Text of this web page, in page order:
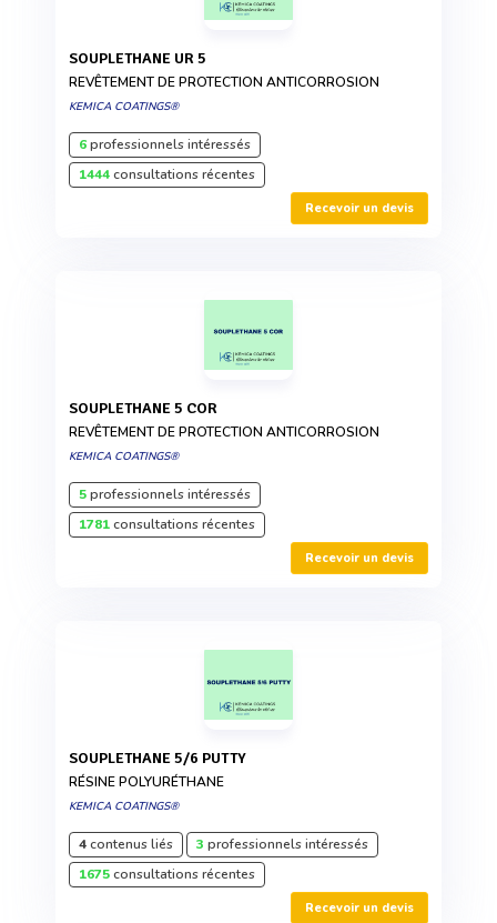
SOUPLETHANE UR 5
REVÊTEMENT DE PROTECTION ANTICORROSION
KEMICA COATINGS®
6professionnels intéressés
1444consultations récentes
Recevoir un devis
SOUPLETHANE 5 COR
REVÊTEMENT DE PROTECTION ANTICORROSION
KEMICA COATINGS®
5professionnels intéressés
1781consultations récentes
Recevoir un devis
SOUPLETHANE 5/6 PUTTY
RÉSINE POLYURÉTHANE
KEMICA COATINGS®
4contenus liés 3 professionnels intéressés
1675consultations récentes
Recevoir un devis